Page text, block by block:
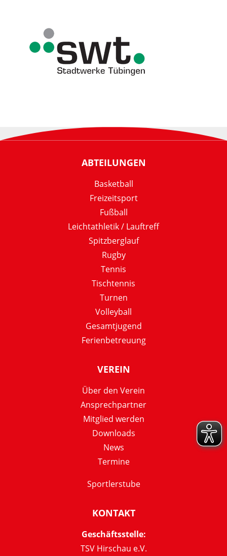
ABTEILUNGEN
Basketball
Freizeitsport
Fußball
Leichtathletik / Lauftreff
Spitzberglauf
Rugby
Tennis
Tischtennis
Turnen
Volleyball
Gesamtjugend
Ferienbetreuung
VEREIN
Über den Verein
Ansprechpartner
Mitglied werden
Downloads
News
Termine
Sportlerstube
KONTAKT
Geschäftsstelle:
TSV Hirschau e.V.